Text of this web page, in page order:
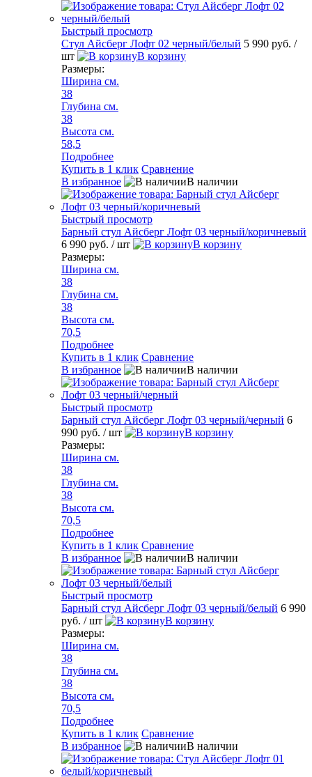
Быстрый просмотр
Стул Айсберг Лофт 02 черный/белый 5 990 руб. /
шт
В корзину
Размеры:
Ширина см.
38
Глубина см.
38
Высота см.
58,5
Подробнее
Купить в 1 клик Сравнение
В избранное
В наличии
Быстрый просмотр
Барный стул Айсберг Лофт 03 черный/коричневый
6 990 руб. / шт
В корзину
Размеры:
Ширина см.
38
Глубина см.
38
Высота см.
70,5
Подробнее
Купить в 1 клик Сравнение
В избранное
В наличии
Быстрый просмотр
Барный стул Айсберг Лофт 03 черный/черный 6
990 руб. / шт
В корзину
Размеры:
Ширина см.
38
Глубина см.
38
Высота см.
70,5
Подробнее
Купить в 1 клик Сравнение
В избранное
В наличии
Быстрый просмотр
Барный стул Айсберг Лофт 03 черный/белый 6 990
руб. / шт
В корзину
Размеры:
Ширина см.
38
Глубина см.
38
Высота см.
70,5
Подробнее
Купить в 1 клик Сравнение
В избранное
В наличии